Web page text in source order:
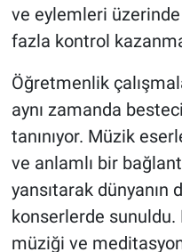
ve eylemleri
fazla kontrol
Öğretmenlik
aynı zamanda
tanınıyor. Müzik
ve anlamlı bir
yansıtarak dünyanın
konserlerde
müziği ve